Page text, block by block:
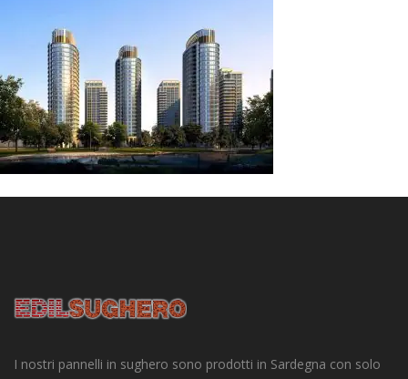
I nostri pannelli in sughero sono prodotti in Sardegna con solo